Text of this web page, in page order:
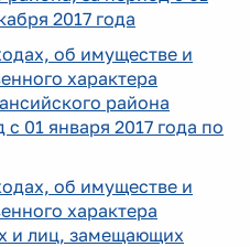
2017 года
об имуществе и
характера
района
01 января 2017 года по
об имуществе и
характера
и лиц, замещающих